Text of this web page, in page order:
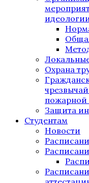
Охрана
пожарной
Защита
Студентам
Новости